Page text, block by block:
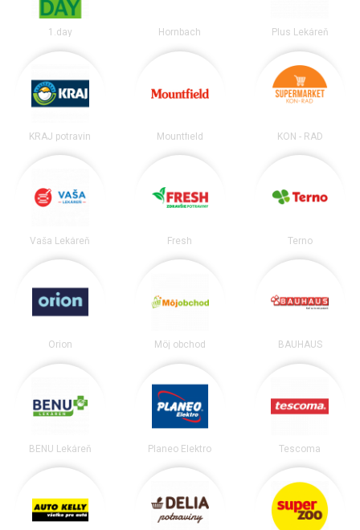
1.day Hornbach Plus Lekáreň
KRAJ potravín Mountfield KON - RAD
Vaša Lekáreň Fresh Terno
Orion Môj obchod BAUHAUS
BENU Lekáreň Planeo Elektro Tescoma